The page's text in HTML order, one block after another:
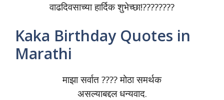
वाढदिवसाच्या हार्दिक शुभेच्छा!????????
Kaka Birthday Quotes in
Marathi
माझा सर्वात ???? मोठा समर्थक
असल्याबद्दल धन्यवाद.